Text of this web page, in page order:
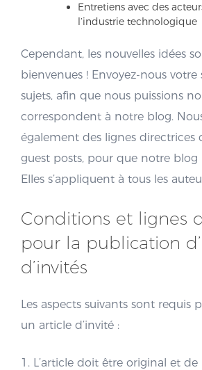
Entretiens avec des
l’industrie technologique
Cependant, les nouvelles idées
bienvenues ! Envoyez-nous
sujets, afin que nous puissions
correspondent à notre blog.
également des lignes directrices
guest posts, pour que notre blog
Elles s’appliquent à tous les
Conditions et lignes
pour la publication
d’invités
Les aspects suivants sont requis
un article d’invité :
1. L’article doit être original et